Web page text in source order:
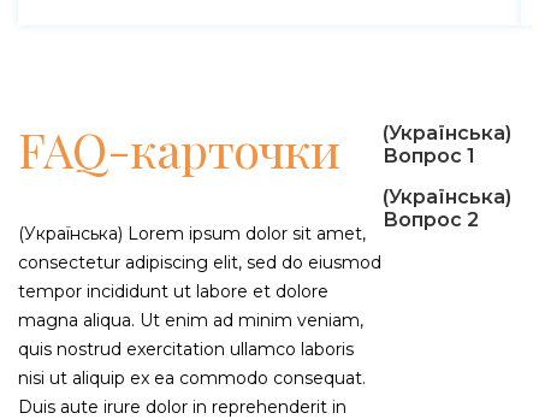
FAQ-карточки
(Українська) Lorem ipsum dolor sit amet,
consectetur adipiscing elit, sed do eiusmod
tempor incididunt ut labore et dolore
magna aliqua. Ut enim ad minim veniam,
quis nostrud exercitation ullamco laboris
nisi ut aliquip ex ea commodo consequat.
Duis aute irure dolor in reprehenderit in
(Українська)
Вопрос 1
(Українська)
Вопрос 2